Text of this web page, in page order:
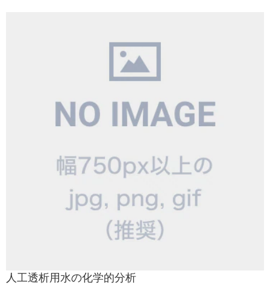
人工透析用水の化学的分析